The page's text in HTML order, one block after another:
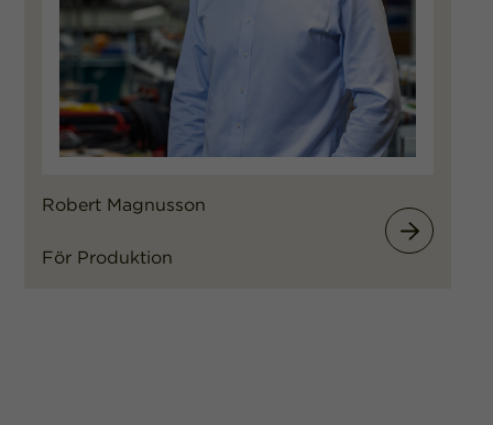
Robert Magnusson
För Produktion